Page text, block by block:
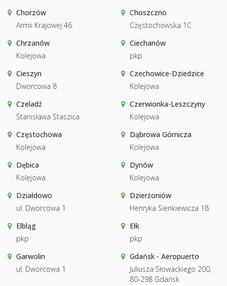
Chorzów
Armii Krajowej 46
Choszczno
Częstochowska 1C
Chrzanów
Kolejowa
Ciechanów
pkp
Cieszyn
Dworcowa 8
Czechowice-Dziedzice
Kolejowa
Czeladź
Stanisława Staszica
Czerwionka-Leszczyny
Kolejowa
Częstochowa
Kolejowa
Dąbrowa Górnicza
Kolejowa
Dębica
Kolejowa
Dynów
Kolejowa
Działdowo
ul. Dworcowa 1
Dzierżoniów
Henryka Sienkiewicza 18
Elbląg
pkp
Ełk
pkp
Garwolin
ul. Dworcowa 1
Gdańsk - Aeropuerto
Juliusza Słowackiego 200,
80-298 Gdańsk